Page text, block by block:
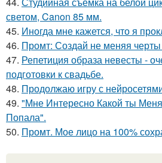
светом, Canon 85 мм.
45. Иногда мне кажется, что я
46. Промт: Создай не меняя
47. Репетиция образа невесты -
подготовки к свадьбе.
48. Продолжаю игру с
49. "Мне Интересно Какой ты
Попала".
50. Промт. Мое лицо на 100%